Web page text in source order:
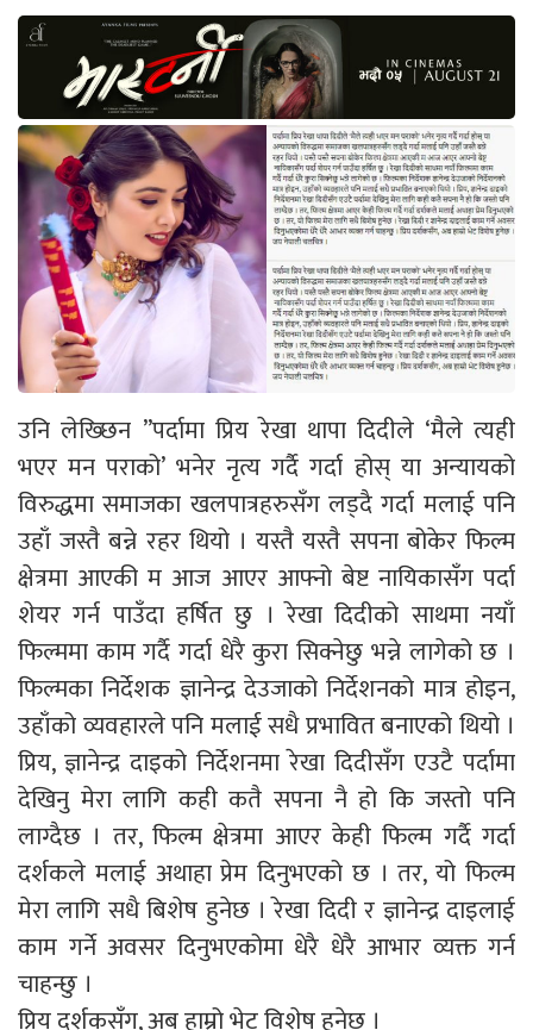
उनि लेख्छिन ”पर्दामा प्रिय रेखा थापा दिदीले ‘मैले त्यही
भएर मन पराको’ भनेर नृत्य गर्दै गर्दा होस् या अन्यायको
विरुद्धमा समाजका खलपात्रहरुसँग लड्दै गर्दा मलाई पनि
उहाँ जस्तै बन्ने रहर थियो । यस्तै यस्तै सपना बोकेर फिल्म
क्षेत्रमा आएकी म आज आएर आफ्नो बेष्ट नायिकासँग पर्दा
शेयर गर्न पाउँदा हर्षित छु । रेखा दिदीको साथमा नयाँ
फिल्ममा काम गर्दै गर्दा धेरै कुरा सिक्नेछु भन्ने लागेको छ ।
फिल्मका निर्देशक ज्ञानेन्द्र देउजाको निर्देशनको मात्र होइन,
उहाँको व्यवहारले पनि मलाई सधै प्रभावित बनाएको थियो ।
प्रिय, ज्ञानेन्द्र दाइको निर्देशनमा रेखा दिदीसँग एउटै पर्दामा
देखिनु मेरा लागि कही कतै सपना नै हो कि जस्तो पनि
लाग्दैछ । तर, फिल्म क्षेत्रमा आएर केही फिल्म गर्दै गर्दा
दर्शकले मलाई अथाहा प्रेम दिनुभएको छ । तर, यो फिल्म
मेरा लागि सधै बिशेष हुनेछ । रेखा दिदी र ज्ञानेन्द्र दाइलाई
काम गर्ने अवसर दिनुभएकोमा धेरै धेरै आभार व्यक्त गर्न
चाहन्छु ।
प्रिय दर्शकसँग, अब हाम्रो भेट विशेष हुनेछ ।